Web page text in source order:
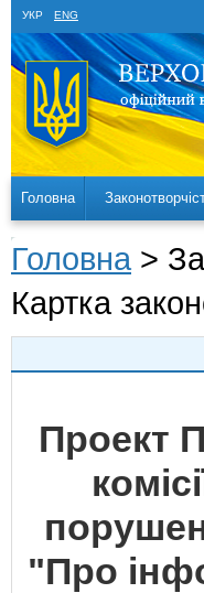
УКР ENG
Головна
Головна >
Картка
Проект
"Про